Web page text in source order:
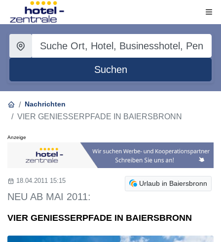
Suchen
Nachrichten
VIER GENIESSERPFADE IN BAIERSBRONN
Anzeige
Urlaub in Baiersbronn
18.04.2011 15:15
NEU AB MAI 2011:
VIER GENIESSERPFADE IN BAIERSBRONN